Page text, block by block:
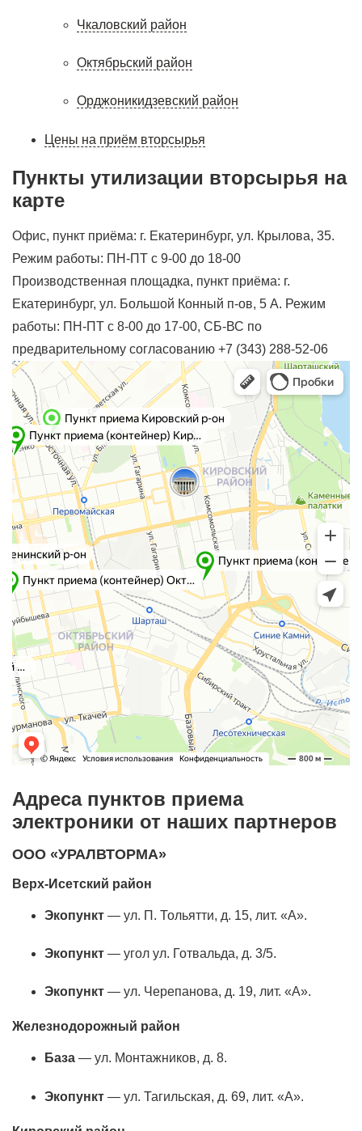
Чкаловский район
Октябрьский район
Орджоникидзевский район
Цены на приём вторсырья
Пункты утилизации вторсырья на
карте
Офис, пункт приёма: г. Екатеринбург, ул. Крылова, 35.
Режим работы: ПН-ПТ с 9-00 до 18-00
Производственная площадка, пункт приёма: г.
Екатеринбург, ул. Большой Конный п-ов, 5 А. Режим
работы: ПН-ПТ с 8-00 до 17-00, СБ-ВС по
предварительному согласованию +7 (343) 288-52-06
Адреса пунктов приема
электроники от наших партнеров
ООО «УРАЛВТОРМА»
Верх-Исетский район
Экoпункт — ул. П. Тольятти, д. 15, лит. «А».
Экoпункт — угол ул. Готвальда, д. 3/5.
Экoпункт — ул. Черепанова, д. 19, лит. «А».
Железнодорожный район
База — ул. Монтажников, д. 8.
Экoпункт — ул. Тагильская, д. 69, лит. «А».